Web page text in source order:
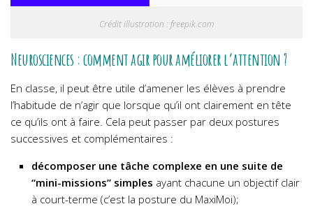
Crédit illustration : freepik.com
Neurosciences : comment agir pour améliorer l’attention ?
En classe, il peut être utile d’amener les élèves à prendre
l’habitude de n’agir que lorsque qu’il ont clairement en tête
ce qu’ils ont à faire. Cela peut passer par deux postures
successives et complémentaires :
décomposer une tâche complexe en une suite de
“mini-missions” simples ayant chacune un objectif clair
à court-terme (c’est la posture du MaxiMoi);